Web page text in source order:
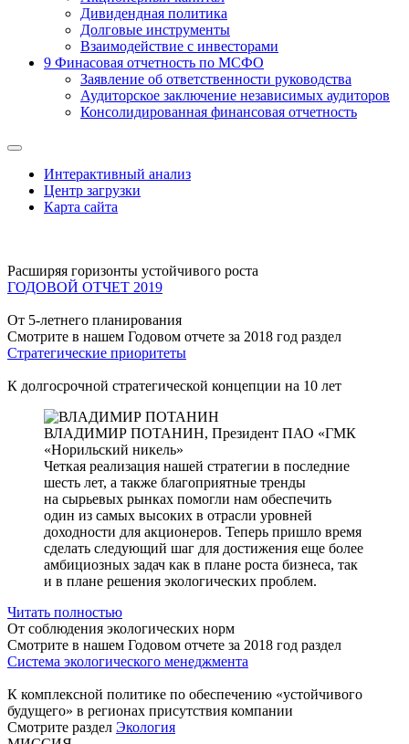
Дивидендная политика
Долговые инструменты
Взаимодействие с инвеcторами
9 Финасовая отчетность по МСФО
Заявление об ответственности руководства
Аудиторское заключение независимых аудиторов
Консолидированная финансовая отчетность
Интерактивный анализ
Центр загрузки
Карта сайта
Расширяя горизонты устойчивого роста
ГОДОВОЙ ОТЧЕТ 2019
От 5-летнего планирования
Смотрите в нашем Годовом отчете за 2018 год раздел
Стратегические приоритеты
К долгосрочной стратегической концепции на 10 лет
ВЛАДИМИР ПОТАНИН, Президент ПАО «ГМК
«Норильский никель»
Четкая реализация нашей стратегии в последние
шесть лет, а также благоприятные тренды
на сырьевых рынках помогли нам обеспечить
один из самых высоких в отрасли уровней
доходности для акционеров. Теперь пришло время
сделать следующий шаг для достижения еще более
амбициозных задач как в плане роста бизнеса, так
и в плане решения экологических проблем.
Читать полностью
От соблюдения экологических норм
Смотрите в нашем Годовом отчете за 2018 год раздел
Система экологического менеджмента
К комплексной политике по обеспечению «устойчивого
будущего» в регионах присутствия компании
Смотрите раздел Экология